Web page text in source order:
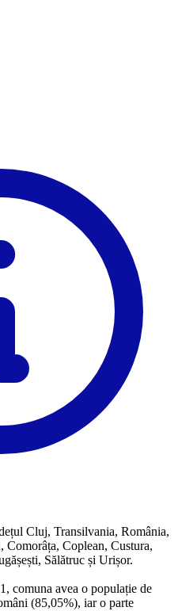
Cluj, Transilvania, România,
Comorâța, Coplean, Custura,
Sălătruc și Urișor.
comuna avea o populație de
(85,05%), iar o parte